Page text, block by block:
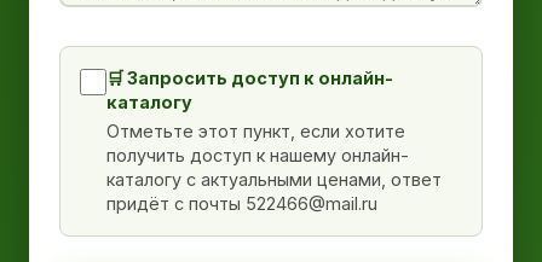
🛒 Запросить доступ к онлайн-
каталогу
Отметьте этот пункт, если хотите
получить доступ к нашему онлайн-
каталогу с актуальными ценами, ответ
придёт с почты 522466@mail.ru